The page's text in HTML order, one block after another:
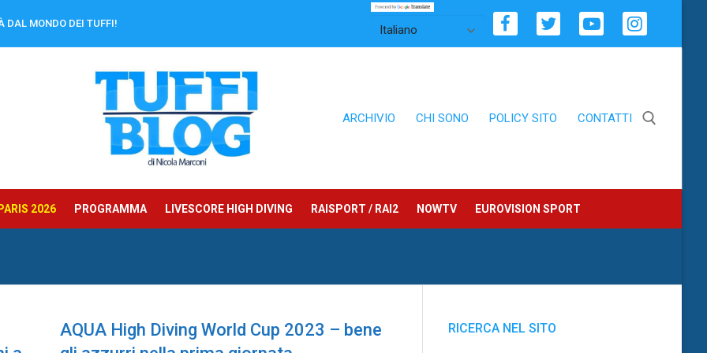
DAL MONDO DEI TUFFI!
ARCHIVIO CHI SONO POLICY SITO CONTATTI
2026 PROGRAMMA LIVESCORE HIGH DIVING RAISPORT / RAI2 NOWTV EUROVISION SPORT
AQUA High Diving World Cup 2023 – bene
RICERCA NEL SITO